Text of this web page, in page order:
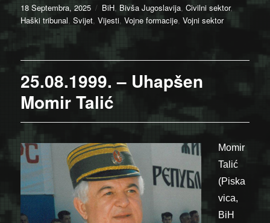
Posted
on
18 Septembra, 2025 Categories
BiH, Bivša Jugoslavija,Civilni sektor,
Haški tribunal,Svijet,Vijesti,Vojne formacije,Vojni sektor
25.08.1999. – Uhapšen
Momir Talić
Momir
Talić
(Piska
vica,
BiH